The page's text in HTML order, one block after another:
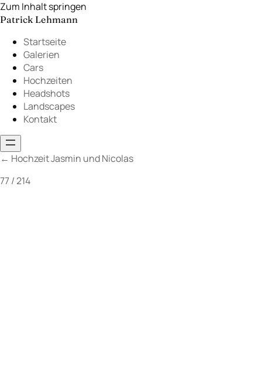
Zum Inhalt springen
Patrick Lehmann
Startseite
Galerien
Cars
Hochzeiten
Headshots
Landscapes
Kontakt
← Hochzeit Jasmin und Nicolas
77 / 214